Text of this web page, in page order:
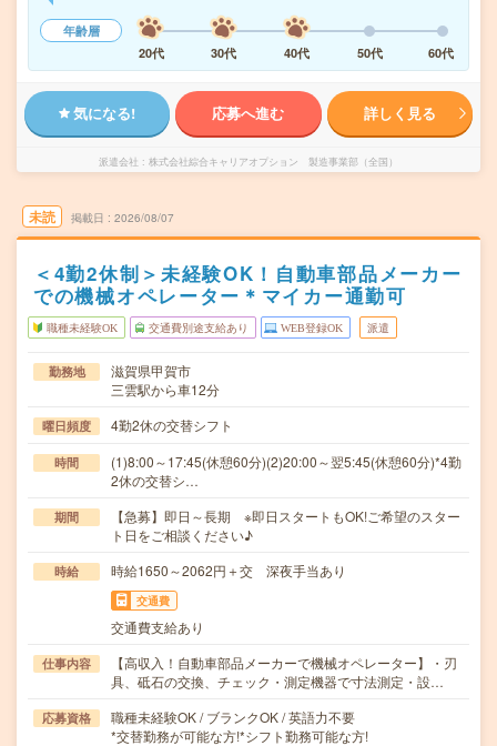
年齢層
20代
30代 40代 50代 60代
気になる! 応募へ進む 詳しく見る
派遣会社 株式会社綜合キャリアオプション 製造事業部（全国）
未読 掲載日 2026/08/07
＜4勤2休制＞未経験OK！自動車部品メーカー
での機械オペレーター＊マイカー通勤可
職種未経験OK 交通費別途支給あり WEB登録OK 派遣
勤務地
滋賀県甲賀市
三雲駅から車12分
曜日頻度 4勤2休の交替シフト
時間
(1)8:00～17:45(休憩60分)(2)20:00～翌5:45(休憩60分)*4勤
2休の交替シ…
期間
【急募】即日～長期 ※即日スタートもOK!ご希望のスター
ト日をご相談ください♪
時給 時給1650～2062円＋交 深夜手当あり
交通費
交通費支給あり
仕事内容
【高収入！自動車部品メーカーで機械オペレーター】・刃
具、砥石の交換、チェック・測定機器で寸法測定・設…
応募資格
職種未経験OK / ブランクOK / 英語力不要
*交替勤務が可能な方!*シフト勤務可能な方!